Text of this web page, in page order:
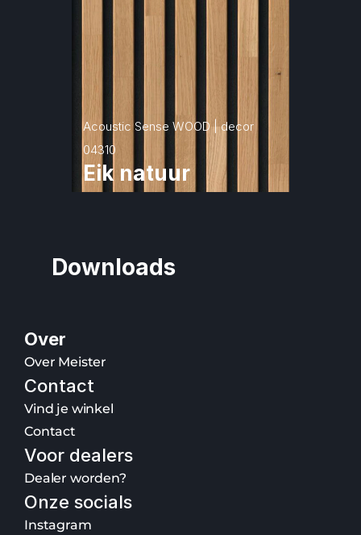
Acoustic Sense WOOD | decor
04310
Eik natuur
Downloads
Over
Over Meister
Contact
Vind je winkel
Contact
Voor dealers
Dealer worden?
Onze socials
Instagram